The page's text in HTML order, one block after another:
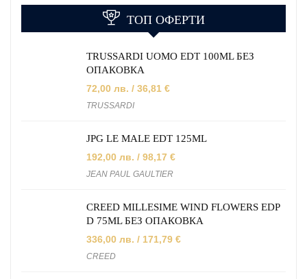
ТОП ОФЕРТИ
TRUSSARDI UOMO EDT 100ML БЕЗ
ОПАКОВКА
72,00 лв. / 36,81 €
TRUSSARDI
JPG LE MALE EDT 125ML
192,00 лв. / 98,17 €
JEAN PAUL GAULTIER
CREED MILLESIME WIND FLOWERS EDP
D 75ML БЕЗ ОПАКОВКА
336,00 лв. / 171,79 €
CREED